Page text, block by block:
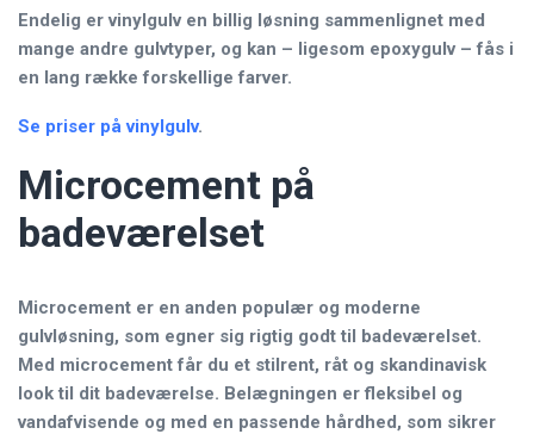
Endelig er vinylgulv en billig løsning sammenlignet med
mange andre gulvtyper, og kan – ligesom epoxygulv – fås i
en lang række forskellige farver.
Se priser på vinylgulv.
Microcement på
badeværelset
Microcement er en anden populær og moderne
gulvløsning, som egner sig rigtig godt til badeværelset.
Med microcement får du et stilrent, råt og skandinavisk
look til dit badeværelse. Belægningen er fleksibel og
vandafvisende og med en passende hårdhed, som sikrer